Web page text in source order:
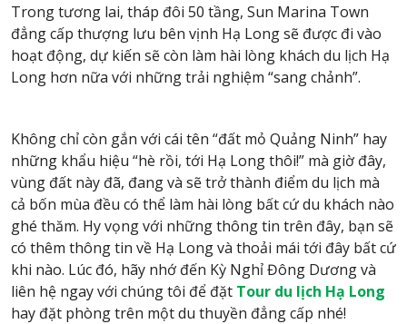
Trong tương lai, tháp đôi 50 tầng, Sun Marina Town
đẳng cấp thượng lưu bên vịnh Hạ Long sẽ được đi vào
hoạt động, dự kiến sẽ còn làm hài lòng khách du lịch Hạ
Long hơn nữa với những trải nghiệm “sang chảnh”.
Không chỉ còn gắn với cái tên “đất mỏ Quảng Ninh” hay
những khẩu hiệu “hè rồi, tới Hạ Long thôi!” mà giờ đây,
vùng đất này đã, đang và sẽ trở thành điểm du lịch mà
cả bốn mùa đều có thể làm hài lòng bất cứ du khách nào
ghé thăm. Hy vọng với những thông tin trên đây, bạn sẽ
có thêm thông tin về Hạ Long và thoải mái tới đây bất cứ
khi nào. Lúc đó, hãy nhớ đến Kỳ Nghỉ Đông Dương và
liên hệ ngay với chúng tôi để đặt Tour du lịch Hạ Long
hay đặt phòng trên một du thuyền đẳng cấp nhé!